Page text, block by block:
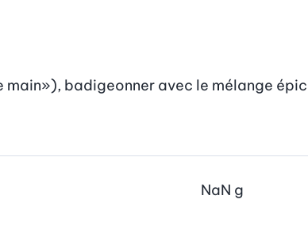
badigeonner avec le mélange
NaN g